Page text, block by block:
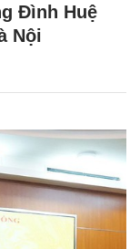
Đình Huệ
Nội